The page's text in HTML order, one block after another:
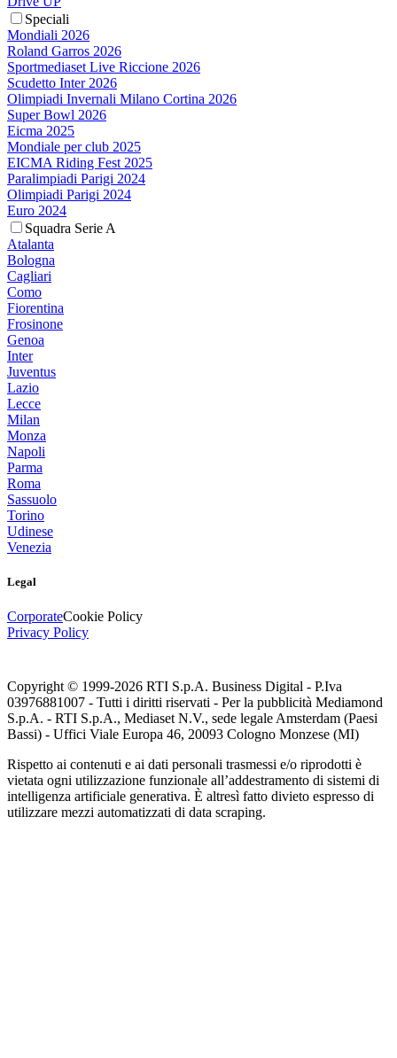
Speciali
Mondiali 2026
Roland Garros 2026
Sportmediaset Live Riccione 2026
Scudetto Inter 2026
Olimpiadi Invernali Milano Cortina 2026
Super Bowl 2026
Eicma 2025
Mondiale per club 2025
EICMA Riding Fest 2025
Paralimpiadi Parigi 2024
Olimpiadi Parigi 2024
Euro 2024
Squadra Serie A
Atalanta
Bologna
Cagliari
Como
Fiorentina
Frosinone
Genoa
Inter
Juventus
Lazio
Lecce
Milan
Monza
Napoli
Parma
Roma
Sassuolo
Torino
Udinese
Venezia
Legal
CorporateCookie Policy
Privacy Policy
Copyright © 1999-2026 RTI S.p.A. Business Digital - P.Iva
03976881007 - Tutti i diritti riservati - Per la pubblicità Mediamond
S.p.A. - RTI S.p.A., Mediaset N.V., sede legale Amsterdam (Paesi
Bassi) - Uffici Viale Europa 46, 20093 Cologno Monzese (MI)
Rispetto ai contenuti e ai dati personali trasmessi e/o riprodotti è
vietata ogni utilizzazione funzionale all’addestramento di sistemi di
intelligenza artificiale generativa. È altresì fatto divieto espresso di
utilizzare mezzi automatizzati di data scraping.